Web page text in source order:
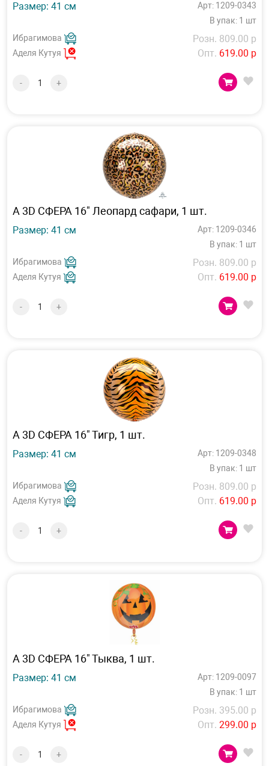
Размер: 41 см
Арт: 1209-0343
В упак: 1 шт
Ибрагимова
Аделя Кутуя
Розн. 809.00 р
Опт. 619.00 р
- +
А 3D СФЕРА 16" Леопард сафари, 1 шт.
Размер: 41 см
Арт: 1209-0346
В упак: 1 шт
Ибрагимова
Аделя Кутуя
Розн. 809.00 р
Опт. 619.00 р
- +
А 3D СФЕРА 16" Тигр, 1 шт.
Размер: 41 см
Арт: 1209-0348
В упак: 1 шт
Ибрагимова
Аделя Кутуя
Розн. 809.00 р
Опт. 619.00 р
- +
А 3D СФЕРА 16" Тыква, 1 шт.
Размер: 41 см
Арт: 1209-0097
В упак: 1 шт
Ибрагимова
Аделя Кутуя
Розн. 395.00 р
Опт. 299.00 р
- +